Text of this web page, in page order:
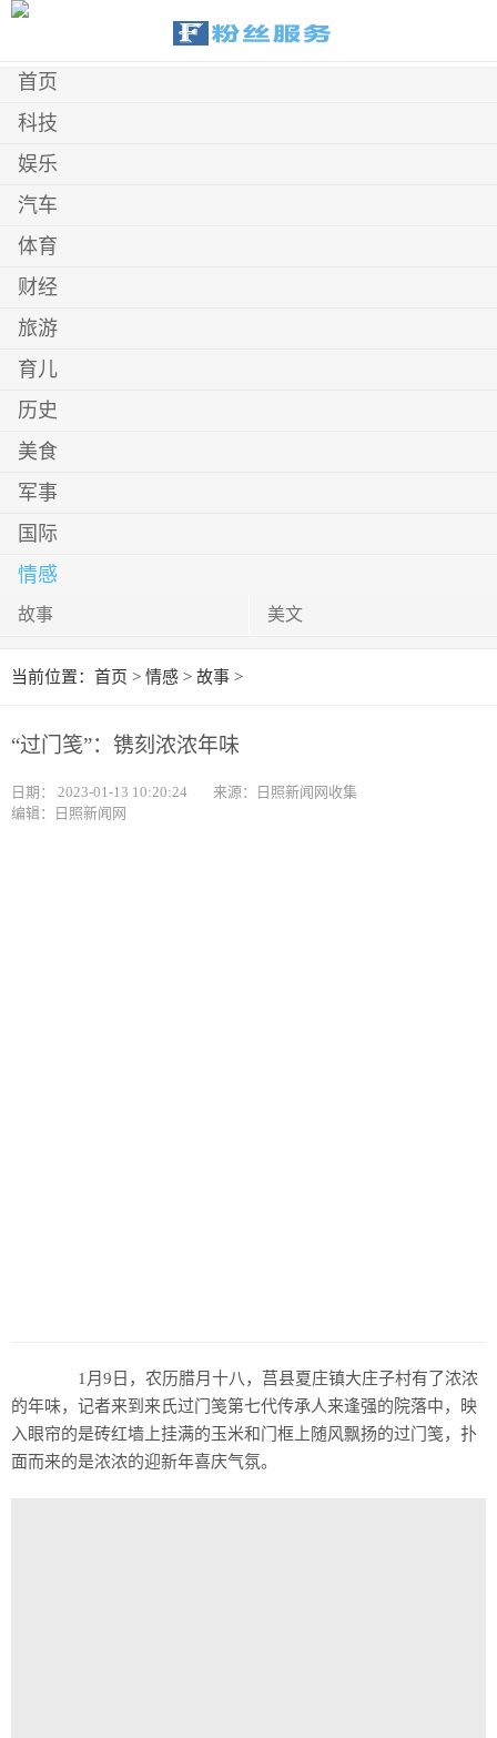
首页
科技
娱乐
汽车
体育
财经
旅游
育儿
历史
美食
军事
国际
情感
故事 美文
当前位置： 首页 > 情感 > 故事 >
“过门笺”：镌刻浓浓年味
日期： 2023-01-13 10:20:24
来源：日照新闻网收集
编辑：日照新闻网
1月9日，农历腊月十八，莒县夏庄镇大庄子村有了浓浓
的年味，记者来到来氏过门笺第七代传承人来逢强的院落中，映
入眼帘的是砖红墙上挂满的玉米和门框上随风飘扬的过门笺，扑
面而来的是浓浓的迎新年喜庆气氛。